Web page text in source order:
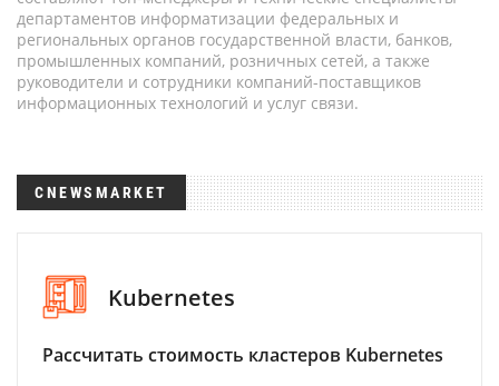
департаментов информатизации федеральных и
региональных органов государственной власти, банков,
промышленных компаний, розничных сетей, а также
руководители и сотрудники компаний-поставщиков
информационных технологий и услуг связи.
CNEWSMARKET
Kubernetes
Рассчитать стоимость кластеров Kubernetes